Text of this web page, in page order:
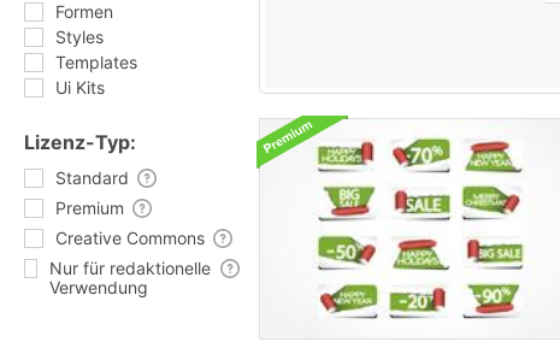
Formen
Styles
Templates
Ui Kits
Lizenz-Typ:
Standard
Premium
Creative Commons
Nur für redaktionelle
Verwendung